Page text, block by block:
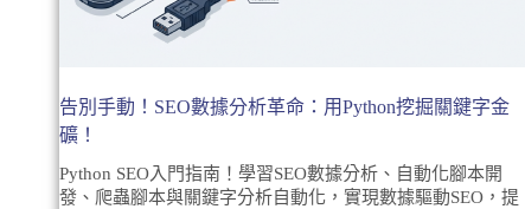
告別手動！SEO數據分析革命：用Python挖掘關鍵字金
礦！
Python SEO入門指南！學習SEO數據分析、自動化腳本開
發、爬蟲腳本與關鍵字分析自動化，實現數據驅動SEO，提